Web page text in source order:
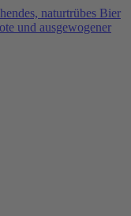
naturtrübes Bier
und ausgewogener